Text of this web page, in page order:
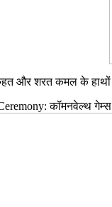
और शरत कमल के
कॉमनवेल्थ